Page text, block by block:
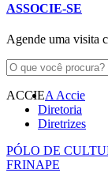
ASSOCIE-SE
Agende uma visita
ACCIEA Accie
Diretoria
Diretrizes
PÓLO DE
FRINAPE